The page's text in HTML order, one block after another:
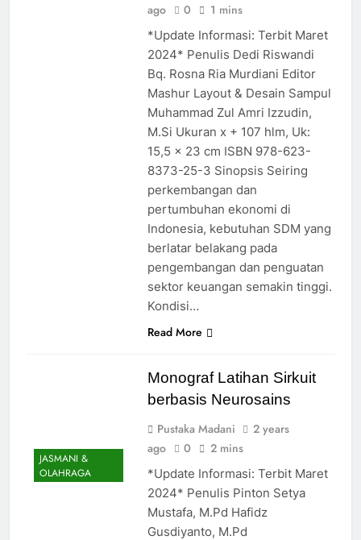
ago
0 1 mins
*Update Informasi: Terbit Maret
2024* Penulis Dedi Riswandi
Bq. Rosna Ria Murdiani Editor
Mashur Layout & Desain Sampul
Muhammad Zul Amri Izzudin,
M.Si Ukuran x + 107 hlm, Uk:
15,5 x 23 cm ISBN 978-623-
8373-25-3 Sinopsis Seiring
perkembangan dan
pertumbuhan ekonomi di
Indonesia, kebutuhan SDM yang
berlatar belakang pada
pengembangan dan penguatan
sektor keuangan semakin tinggi.
Kondisi…
Read More
JASMANI &
OLAHRAGA
Monograf Latihan Sirkuit
berbasis Neurosains
Pustaka Madani
2 years
ago
0 2 mins
*Update Informasi: Terbit Maret
2024* Penulis Pinton Setya
Mustafa, M.Pd Hafidz
Gusdiyanto, M.Pd